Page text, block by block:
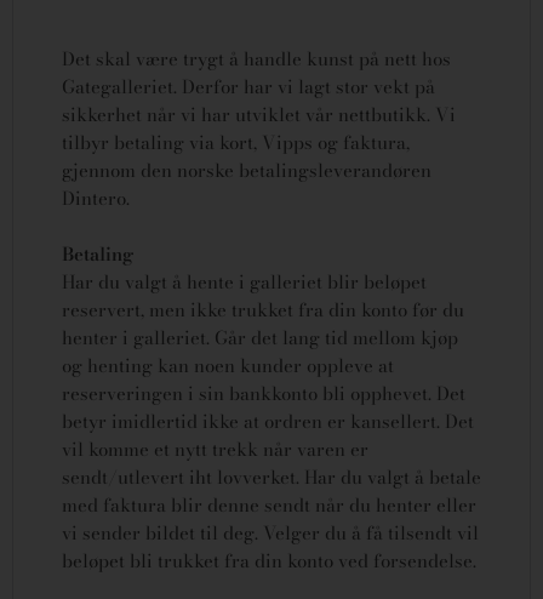
Det skal være trygt å handle kunst på nett hos
Gategalleriet. Derfor har vi lagt stor vekt på
sikkerhet når vi har utviklet vår nettbutikk. Vi
tilbyr betaling via kort, Vipps og faktura,
gjennom den norske betalingsleverandøren
Dintero.
Betaling
Har du valgt å hente i galleriet blir beløpet
reservert, men ikke trukket fra din konto før du
henter i galleriet. Går det lang tid mellom kjøp
og henting kan noen kunder oppleve at
reserveringen i sin bankkonto bli opphevet. Det
betyr imidlertid ikke at ordren er kansellert. Det
vil komme et nytt trekk når varen er
sendt/utlevert iht lovverket. Har du valgt å betale
med faktura blir denne sendt når du henter eller
vi sender bildet til deg. Velger du å få tilsendt vil
beløpet bli trukket fra din konto ved forsendelse.